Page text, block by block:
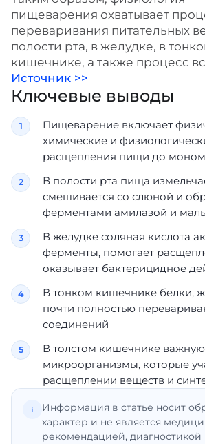
пищеварения охватывает
переваривания питательных
полости рта, в желудке, в
кишечнике, а также процесс
Источник >>
Ключевые выводы
Пищеварение включает
химические и
расщепления пищи до
В полости рта пища
смешивается со слюной и
ферментами амилазой и
В желудке соляная кислота
ферменты, помогает
оказывает бактерицидное
В тонком кишечнике белки,
почти полностью
соединений
В толстом кишечнике
микроорганизмы, которые
расщеплении веществ и
Информация в статье носит
характер и не является
рекомендацией,